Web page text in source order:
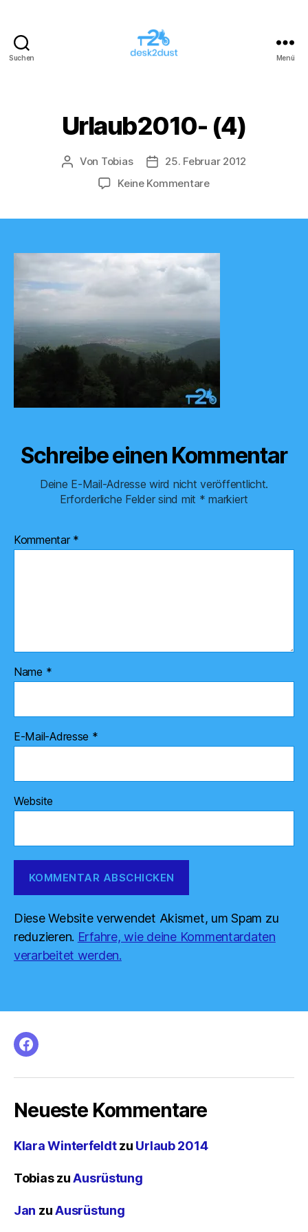
Suchen Menü
Urlaub2010- (4)
Beitragsautor
Von Tobias Veröffentlichungsdatum
25. Februar 2012
Keine Kommentarezu
Schreibe einen Kommentar
Deine E-Mail-Adresse wird nicht veröffentlicht.
Erforderliche Felder sind mit * markiert
Kommentar *
Name *
E-Mail-Adresse *
Website
Diese Website verwendet Akismet, um Spam zu
reduzieren. Erfahre, wie deine Kommentardaten
verarbeitet werden.
facebook
Neueste Kommentare
Klara Winterfeldtzu Urlaub 2014
TobiaszuAusrüstung
Jan zuAusrüstung